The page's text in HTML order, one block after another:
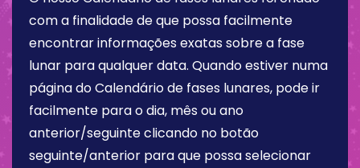
com a finalidade de que possa facilmente
encontrar informações exatas sobre a fase
lunar para qualquer data. Quando estiver numa
página do Calendário de fases lunares, pode ir
facilmente para o dia, mês ou ano
anterior/seguinte clicando no botão
seguinte/anterior para que possa selecionar